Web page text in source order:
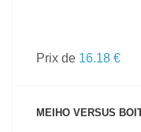
Prix de 16.18 €
MEIHO VERSUS